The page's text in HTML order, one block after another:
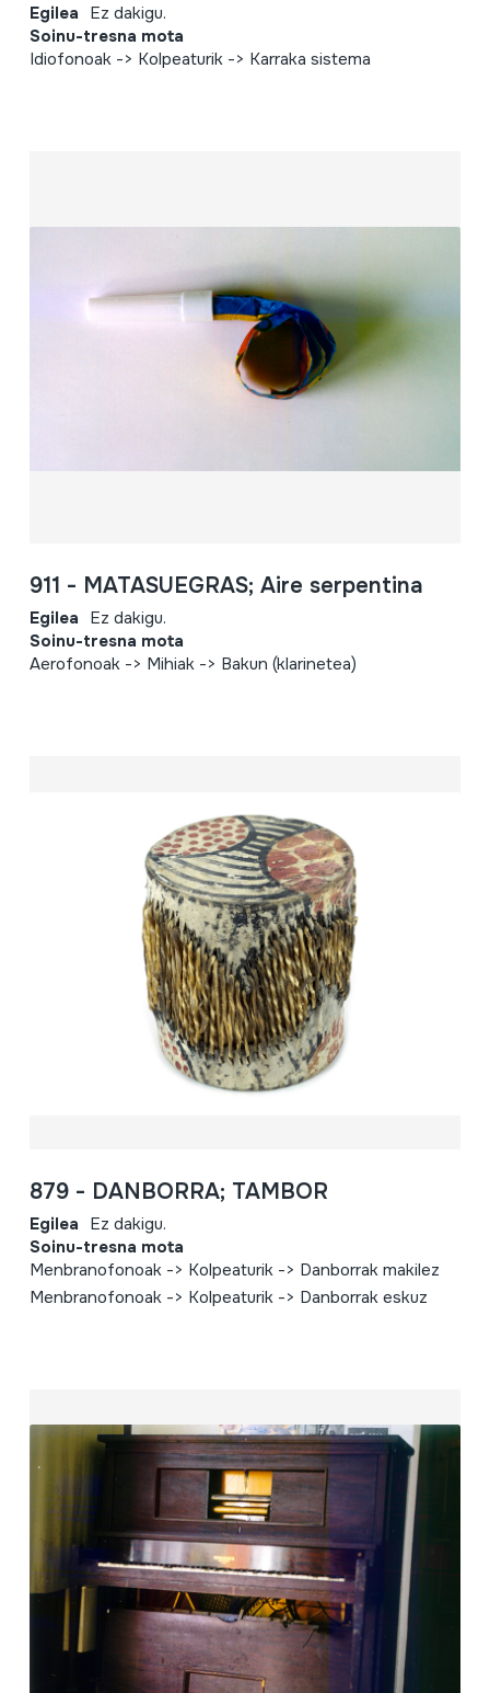
Egilea Ez dakigu.
Soinu-tresna mota
Idiofonoak -> Kolpeaturik -> Karraka sistema
911 - MATASUEGRAS; Aire serpentina
Egilea Ez dakigu.
Soinu-tresna mota
Aerofonoak -> Mihiak -> Bakun (klarinetea)
879 - DANBORRA; TAMBOR
Egilea Ez dakigu.
Soinu-tresna mota
Menbranofonoak -> Kolpeaturik -> Danborrak makilez
Menbranofonoak -> Kolpeaturik -> Danborrak eskuz